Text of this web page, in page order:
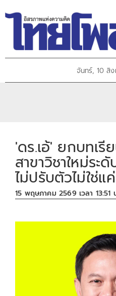
จันทร์, 10 สิ
'ดร.เอ้' ยกบทเ
สาขาวิชาใหม่ระ
ไม่ปรับตัวไม่ใช่
15 พฤษภาคม 2569 เวลา 13:51